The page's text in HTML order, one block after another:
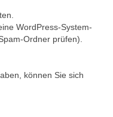
WordPress-System-
Ordner prüfen).
können Sie sich